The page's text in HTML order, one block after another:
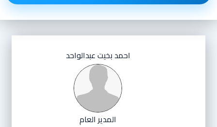
احمد بخيت عبدالواحد
المدير العام